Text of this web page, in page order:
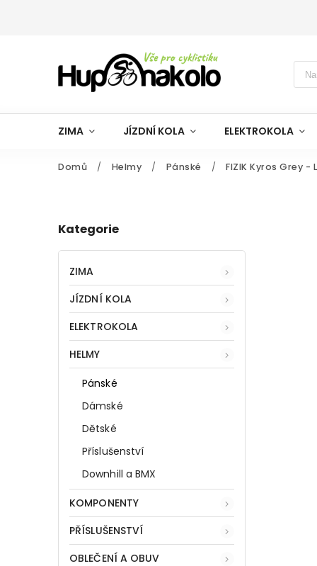
ZIMA JÍZDNÍ KOLA ELEKTROKOLA
Domů / Helmy / Pánské / FIZIK Kyros Grey
Kategorie
ZIMA
JÍZDNÍ KOLA
ELEKTROKOLA
HELMY
Pánské
Dámské
Dětské
Příslušenství
Downhill a BMX
KOMPONENTY
PŘÍSLUŠENSTVÍ
OBLEČENÍ A OBUV